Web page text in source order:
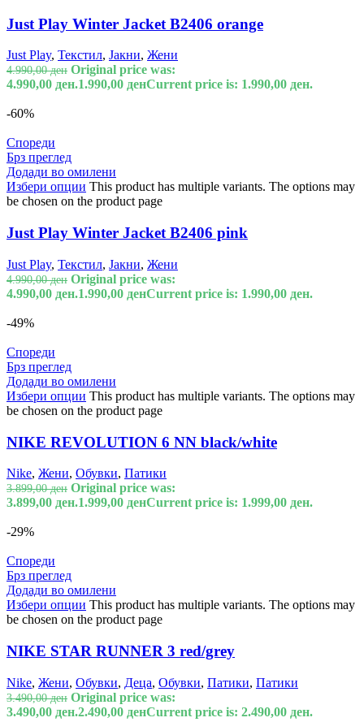
Just Play Winter Jacket B2406 orange
Just Play, Текстил, Јакни, Жени
4.990,00ден Original price was:
4.990,00 ден.1.990,00 денCurrent price is: 1.990,00 ден.
-60%
Спореди
Брз преглед
Додади во омилени
Избери опции This product has multiple variants. The options may
be chosen on the product page
Just Play Winter Jacket B2406 pink
Just Play, Текстил, Јакни, Жени
4.990,00ден Original price was:
4.990,00 ден.1.990,00 денCurrent price is: 1.990,00 ден.
-49%
Спореди
Брз преглед
Додади во омилени
Избери опции This product has multiple variants. The options may
be chosen on the product page
NIKE REVOLUTION 6 NN black/white
Nike, Жени, Обувки, Патики
3.899,00ден Original price was:
3.899,00 ден.1.999,00 денCurrent price is: 1.999,00 ден.
-29%
Спореди
Брз преглед
Додади во омилени
Избери опции This product has multiple variants. The options may
be chosen on the product page
NIKE STAR RUNNER 3 red/grey
Nike, Жени, Обувки, Деца, Обувки, Патики, Патики
3.490,00ден Original price was:
3.490,00 ден.2.490,00 денCurrent price is: 2.490,00 ден.